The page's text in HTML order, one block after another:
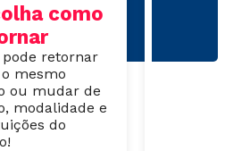
como
pode retornar
mesmo
ou mudar de
modalidade e
do